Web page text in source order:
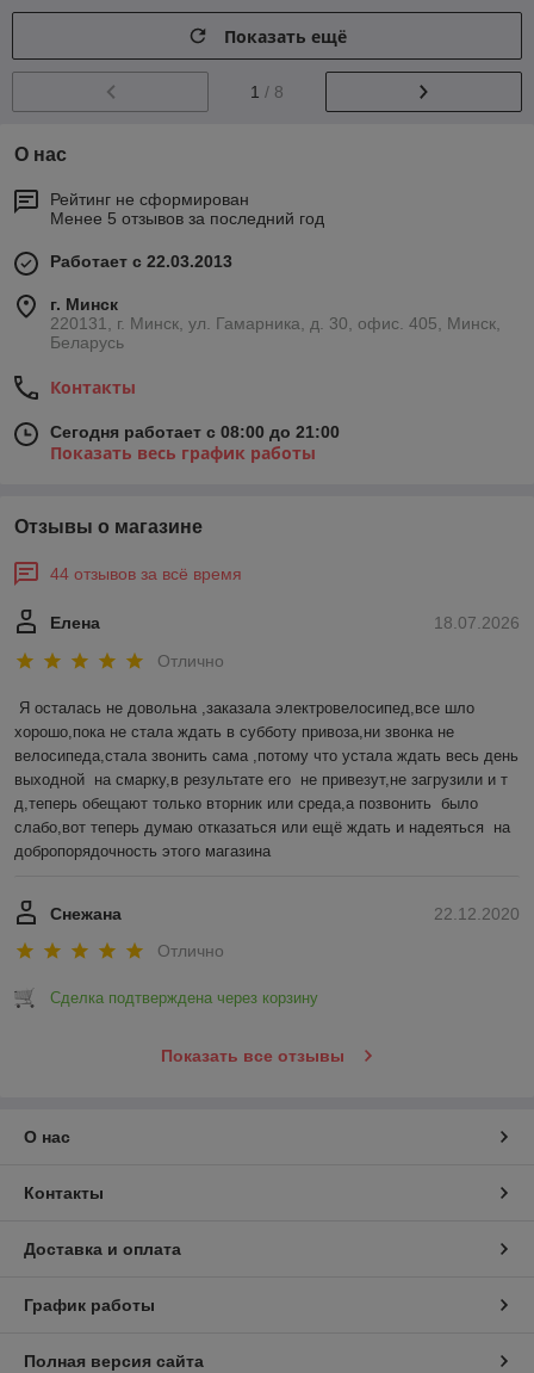
Показать ещё
1 / 8
О нас
Рейтинг не сформирован
Менее 5 отзывов за последний год
Работает с 22.03.2013
г. Минск
220131, г. Минск, ул. Гамарника, д. 30, офис. 405, Минск,
Беларусь
Контакты
Сегодня работает с 08:00 до 21:00
Показать весь график работы
Отзывы о магазине
44 отзывов за всё время
18.07.2026
Елена
Отлично
Я осталась не довольна ,заказала электровелосипед,все шло
хорошо,пока не стала ждать в субботу привоза,ни звонка не
велосипеда,стала звонить сама ,потому что устала ждать весь день
выходной  на смарку,в результате его  не привезут,не загрузили и т
д,теперь обещают только вторник или среда,а позвонить  было
слабо,вот теперь думаю отказаться или ещё ждать и надеяться  на
добропорядочность этого магазина
22.12.2020
Снежана
Отлично
Сделка подтверждена через корзину
Показать все отзывы
О нас
Контакты
Доставка и оплата
График работы
Полная версия сайта